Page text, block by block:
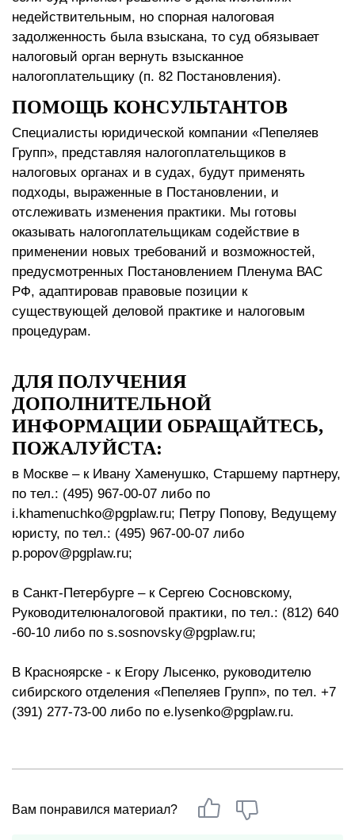
недействительным, но спорная налоговая
задолженность была взыскана, то суд обязывает
налоговый орган вернуть взысканное
налогоплательщику (п. 82 Постановления).
ПОМОЩЬ КОНСУЛЬТАНТОВ
Специалисты юридической компании «Пепеляев
Групп», представляя налогоплательщиков в
налоговых органах и в судах, будут применять
подходы, выраженные в Постановлении, и
отслеживать изменения практики. Мы готовы
оказывать налогоплательщикам содействие в
применении новых требований и возможностей,
предусмотренных Постановлением Пленума ВАС
РФ, адаптировав правовые позиции к
существующей деловой практике и налоговым
процедурам.
ДЛЯ ПОЛУЧЕНИЯ
ДОПОЛНИТЕЛЬНОЙ
ИНФОРМАЦИИ ОБРАЩАЙТЕСЬ,
ПОЖАЛУЙСТА:
в Москве – к Ивану Хаменушко, Старшему партнеру,
по тел.: (495) 967-00-07 либо по
i.khamenuchko@pgplaw.ru; Петру Попову, Ведущему
юристу, по тел.: (495) 967-00-07 либо
p.popov@pgplaw.ru;
в Санкт-Петербурге – к Сергею Сосновскому,
Руководителюналоговой практики, по тел.: (812) 640
-60-10 либо по s.sosnovsky@pgplaw.ru;
В Красноярске - к Егору Лысенко, руководителю
сибирского отделения «Пепеляев Групп», по тел. +7
(391) 277-73-00 либо по e.lysenko@pgplaw.ru.
Вам понравился материал?